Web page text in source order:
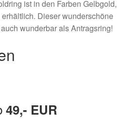
ist in den Farben Gelbgold,
Dieser wunderschöne
wunderbar als Antragsring!
49,- EUR